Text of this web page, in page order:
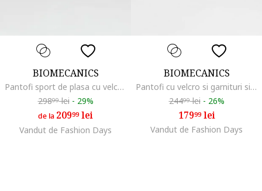
BIOMECANICS
Pantofi sport de plasa cu velcro, cu garnituri sintetice, Roz deschis
29899lei - 29%
de la 20999lei
Vandut de Fashion Days
BIOMECANICS
Pantofi cu velcro si garnituri sintetice, Turcoaz
24499lei - 26%
17999lei
Vandut de Fashion Days